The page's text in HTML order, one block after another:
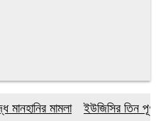
মামলা ইউজিসির তিন